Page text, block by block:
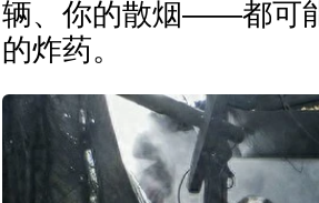
辆、你的散烟——都可
的炸药。